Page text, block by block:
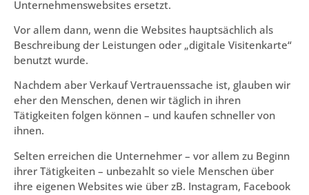
Unternehmenswebsites ersetzt.
Vor allem dann, wenn die Websites hauptsächlich als
Beschreibung der Leistungen oder „digitale Visitenkarte“
benutzt wurde.
Nachdem aber Verkauf Vertrauenssache ist, glauben wir
eher den Menschen, denen wir täglich in ihren
Tätigkeiten folgen können – und kaufen schneller von
ihnen.
Selten erreichen die Unternehmer – vor allem zu Beginn
ihrer Tätigkeiten – unbezahlt so viele Menschen über
ihre eigenen Websites wie über zB. Instagram, Facebook